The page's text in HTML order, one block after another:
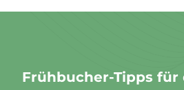
Frühbucher-Tipps für